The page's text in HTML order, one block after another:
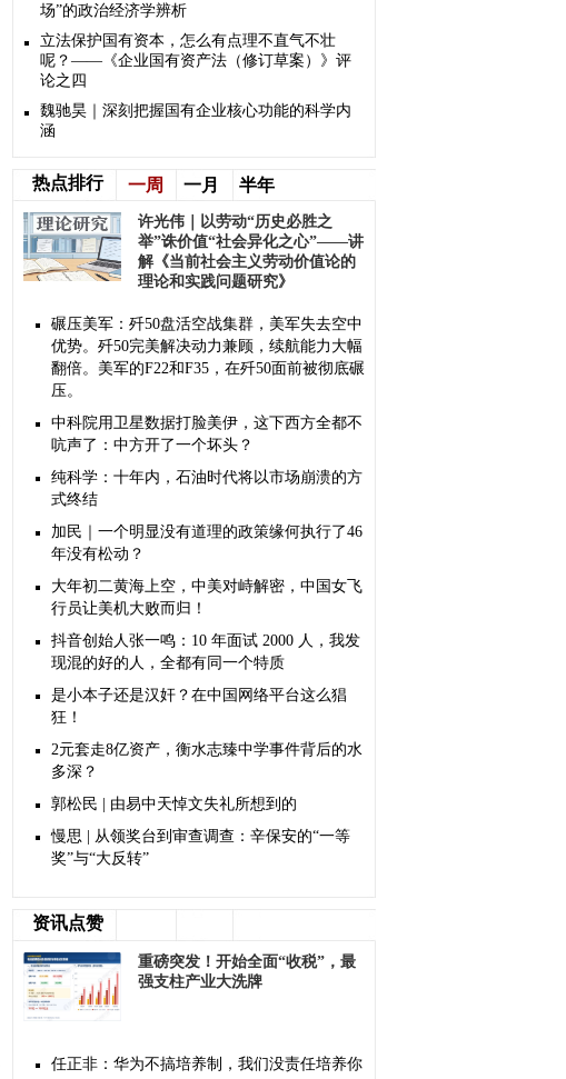
场”的政治经济学辨析
立法保护国有资本，怎么有点理不直气不壮
呢？——《企业国有资产法（修订草案）》评
论之四
魏驰昊｜深刻把握国有企业核心功能的科学内
涵
热点排行 一周 一月 半年
许光伟｜以劳动“历史必胜之
举”诛价值“社会异化之心”——讲
解《当前社会主义劳动价值论的
理论和实践问题研究》
碾压美军：歼50盘活空战集群，美军失去空中
优势。歼50完美解决动力兼顾，续航能力大幅
翻倍。美军的F22和F35，在歼50面前被彻底碾
压。
中科院用卫星数据打脸美伊，这下西方全都不
吭声了：中方开了一个坏头？
纯科学：十年内，石油时代将以市场崩溃的方
式终结
加民｜一个明显没有道理的政策缘何执行了46
年没有松动？
大年初二黄海上空，中美对峙解密，中国女飞
行员让美机大败而归！
抖音创始人张一鸣：10 年面试 2000 人，我发
现混的好的人，全都有同一个特质
是小本子还是汉奸？在中国网络平台这么猖
狂！
2元套走8亿资产，衡水志臻中学事件背后的水
多深？
郭松民 | 由易中天悼文失礼所想到的
慢思 | 从领奖台到审查调查：辛保安的“一等
奖”与“大反转”
资讯点赞
重磅突发！开始全面“收税”，最
强支柱产业大洗牌
任正非：华为不搞培养制，我们没责任培养你